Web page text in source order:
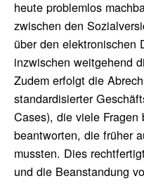
heute problemlos
zwischen den
über den elektronischen
inzwischen weitgehend
Zudem erfolgt die
standardisierter
Cases), die viele Fragen
beantworten, die früher
mussten. Dies
und die Beanstandung